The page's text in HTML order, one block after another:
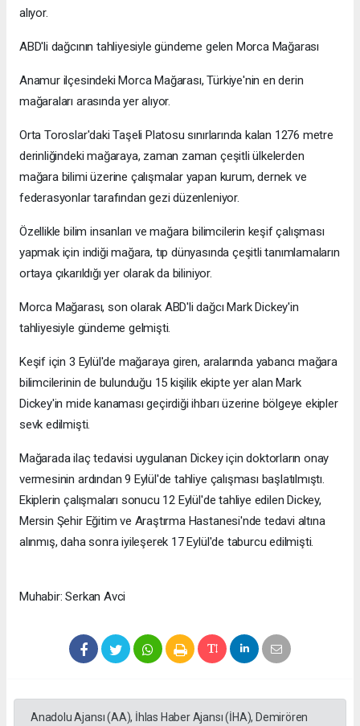
alıyor.
ABD'li dağcının tahliyesiyle gündeme gelen Morca Mağarası
Anamur ilçesindeki Morca Mağarası, Türkiye'nin en derin
mağaraları arasında yer alıyor.
Orta Toroslar'daki Taşeli Platosu sınırlarında kalan 1276 metre
derinliğindeki mağaraya, zaman zaman çeşitli ülkelerden
mağara bilimi üzerine çalışmalar yapan kurum, dernek ve
federasyonlar tarafından gezi düzenleniyor.
Özellikle bilim insanları ve mağara bilimcilerin keşif çalışması
yapmak için indiği mağara, tıp dünyasında çeşitli tanımlamaların
ortaya çıkarıldığı yer olarak da biliniyor.
Morca Mağarası, son olarak ABD'li dağcı Mark Dickey'in
tahliyesiyle gündeme gelmişti.
Keşif için 3 Eylül'de mağaraya giren, aralarında yabancı mağara
bilimcilerinin de bulunduğu 15 kişilik ekipte yer alan Mark
Dickey'in mide kanaması geçirdiği ihbarı üzerine bölgeye ekipler
sevk edilmişti.
Mağarada ilaç tedavisi uygulanan Dickey için doktorların onay
vermesinin ardından 9 Eylül'de tahliye çalışması başlatılmıştı.
Ekiplerin çalışmaları sonucu 12 Eylül'de tahliye edilen Dickey,
Mersin Şehir Eğitim ve Araştırma Hastanesi'nde tedavi altına
alınmış, daha sonra iyileşerek 17 Eylül'de taburcu edilmişti.
Muhabir: Serkan Avci
Anadolu Ajansı (AA), İhlas Haber Ajansı (İHA), Demirören